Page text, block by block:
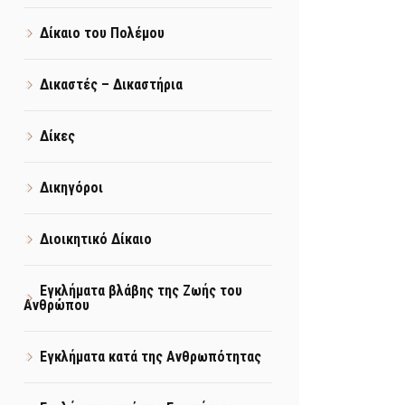
Δίκαιο του Πολέμου
Δικαστές – Δικαστήρια
Δίκες
Δικηγόροι
Διοικητικό Δίκαιο
Εγκλήματα βλάβης της Ζωής του
Ανθρώπου
Εγκλήματα κατά της Ανθρωπότητας